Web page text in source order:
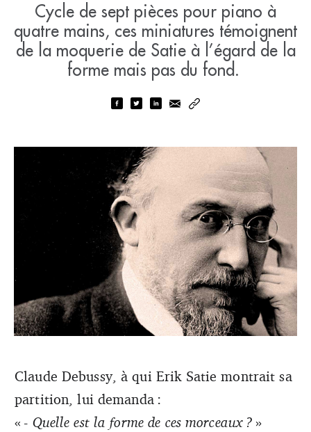
Cycle de sept pièces pour piano à
quatre mains, ces miniatures témoignent
de la moquerie de Satie à l’égard de la
forme mais pas du fond.
Cycle de sept pièces pour piano à quatre mains, ces
miniatures témoignent de la moquerie de Satie à l’égard
de la forme mais pas du fond.
Claude Debussy, à qui Erik Satie montrait sa
partition, lui demanda :
« - Quelle est la forme de ces morceaux ? »